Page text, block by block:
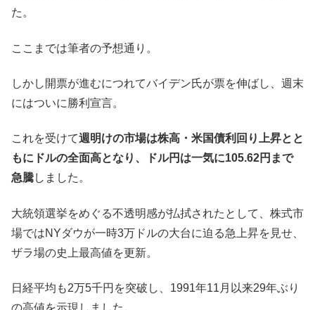
た。
ここまでは筆者の予想通り。
しかし開票が進むにつれてバイデン氏が票を伸ばし、週末
にはついに勝利宣言。
これを受けて週明けの市場は株高・米国債利回り上昇とと
もにドルの全面高となり、ドル円は一気に105.62円まで
急騰しました。
大統領選挙をめぐる不透明感が払拭されたとして、株式市
場ではNYダウが一時3万ドルの大台に迫る急上昇を見せ、
ザラ場の史上最高値を更新。
日経平均も2万5千円を突破し、1991年11月以来29年ぶり